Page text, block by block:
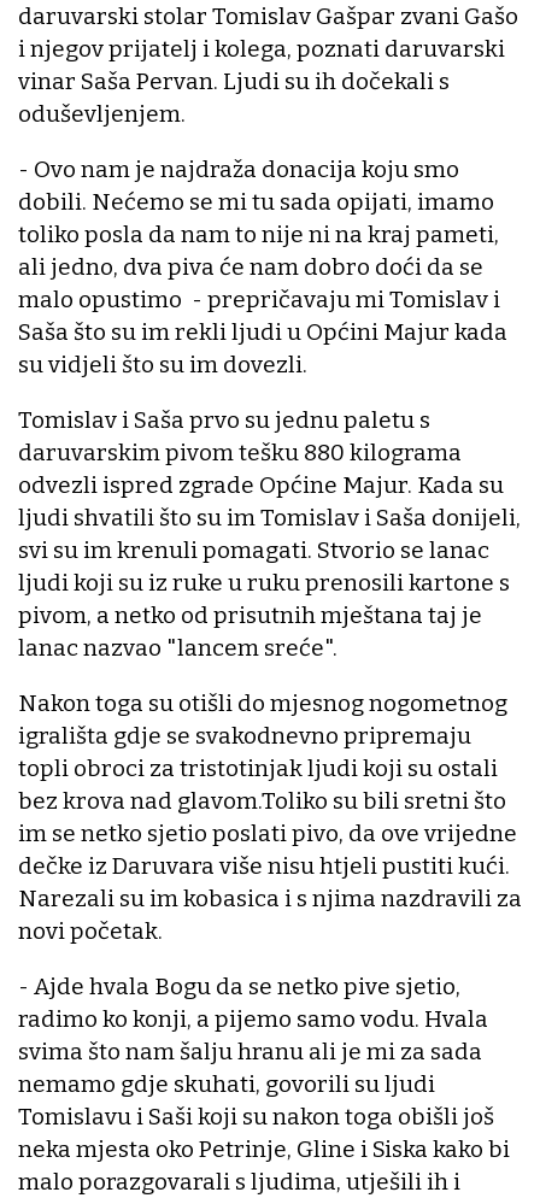
daruvarski stolar Tomislav Gašpar zvani Gašo
i njegov prijatelj i kolega, poznati daruvarski
vinar Saša Pervan. Ljudi su ih dočekali s
oduševljenjem.
- Ovo nam je najdraža donacija koju smo
dobili. Nećemo se mi tu sada opijati, imamo
toliko posla da nam to nije ni na kraj pameti,
ali jedno, dva piva će nam dobro doći da se
malo opustimo - prepričavaju mi Tomislav i
Saša što su im rekli ljudi u Općini Majur kada
su vidjeli što su im dovezli.
Tomislav i Saša prvo su jednu paletu s
daruvarskim pivom tešku 880 kilograma
odvezli ispred zgrade Općine Majur. Kada su
ljudi shvatili što su im Tomislav i Saša donijeli,
svi su im krenuli pomagati. Stvorio se lanac
ljudi koji su iz ruke u ruku prenosili kartone s
pivom, a netko od prisutnih mještana taj je
lanac nazvao "lancem sreće".
Nakon toga su otišli do mjesnog nogometnog
igrališta gdje se svakodnevno pripremaju
topli obroci za tristotinjak ljudi koji su ostali
bez krova nad glavom.Toliko su bili sretni što
im se netko sjetio poslati pivo, da ove vrijedne
dečke iz Daruvara više nisu htjeli pustiti kući.
Narezali su im kobasica i s njima nazdravili za
novi početak.
- Ajde hvala Bogu da se netko pive sjetio,
radimo ko konji, a pijemo samo vodu. Hvala
svima što nam šalju hranu ali je mi za sada
nemamo gdje skuhati, govorili su ljudi
Tomislavu i Saši koji su nakon toga obišli još
neka mjesta oko Petrinje, Gline i Siska kako bi
malo porazgovarali s ljudima, utješili ih i